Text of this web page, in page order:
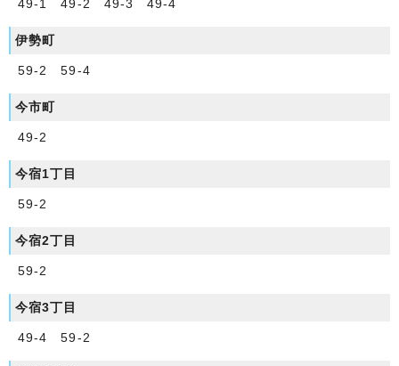
49-1 49-2 49-3 49-4
伊勢町
59-2 59-4
今市町
49-2
今宿1丁目
59-2
今宿2丁目
59-2
今宿3丁目
49-4 59-2